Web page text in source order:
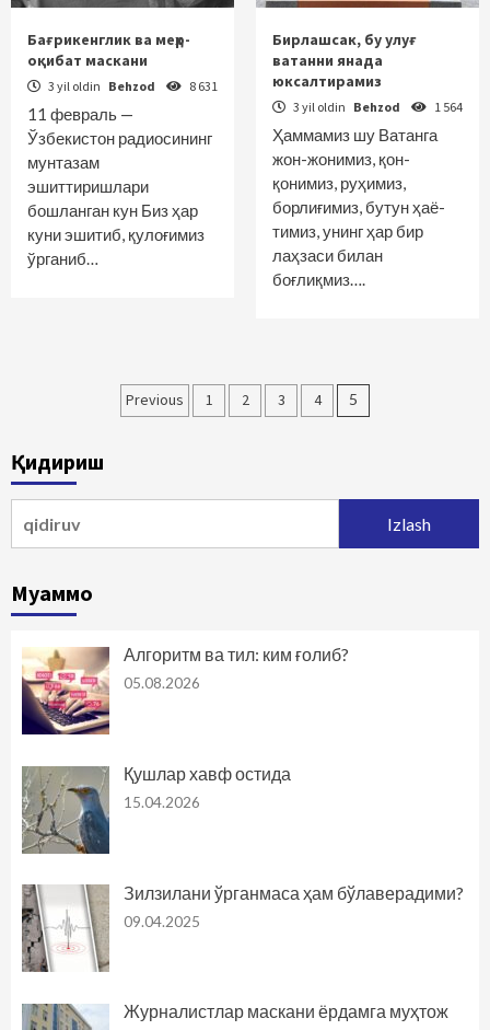
Бағрикенглик ва меҳр-
оқибат маскани
3 yil oldin Behzod 8 631
11 февраль —
Ўзбекистон радиосининг
мунтазам
эшиттиришлари
бошланган кун Биз ҳар
куни эшитиб, қулоғимиз
ўрганиб…
Бирлашсак, бу улуғ
ватанни янада
юксалтирамиз
3 yil oldin Behzod 1 564
Ҳаммамиз шу Ватанга
жон-жонимиз, қон-
қонимиз, руҳимиз,
борлиғимиз, бутун ҳаё­
тимиз, унинг ҳар бир
лаҳзаси билан
боғлиқмиз….
Maqolalar
Previous 1 2 3 4 5
Қидириш
Муаммо
Алгоритм ва тил: ким ғолиб?
05.08.2026
Қушлар хавф остида
15.04.2026
Зилзилани ўрганмаса ҳам бўлаверадими?
09.04.2025
Журналистлар маскани ёрдамга муҳтож